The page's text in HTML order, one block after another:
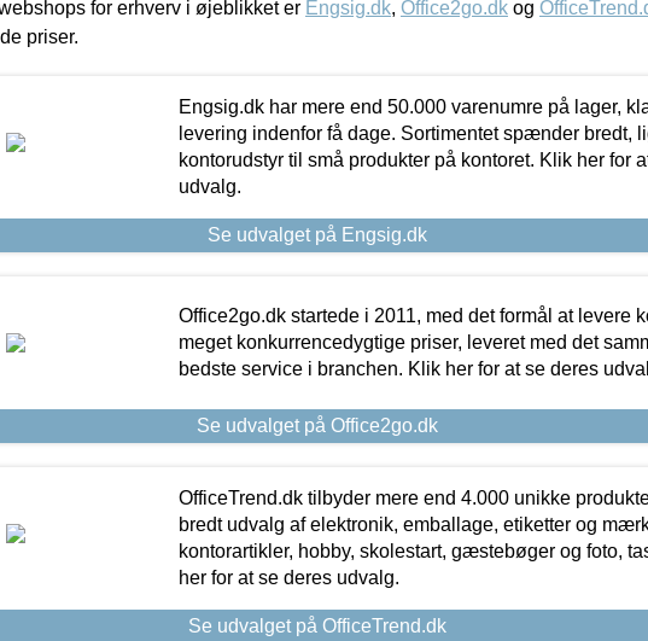
for erhverv i øjeblikket er Engsig.dk, Office2go.dk og
priser.
Engsig.dk har mere end 50.000 varenumre på lager,
levering indenfor få dage. Sortimentet spænder bredt,
kontorudstyr til små produkter på kontoret. Klik her for
udvalg.
Se udvalget på Engsig.dk
Office2go.dk startede i 2011, med det formål at levere
meget konkurrencedygtige priser, leveret med det
bedste service i branchen. Klik her for at se deres
Se udvalget på Office2go.dk
OfficeTrend.dk tilbyder mere end 4.000 unikke
bredt udvalg af elektronik, emballage, etiketter og
kontorartikler, hobby, skolestart, gæstebøger og foto,
her for at se deres udvalg.
Se udvalget på OfficeTrend.dk